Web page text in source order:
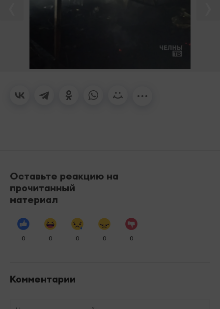
Оставьте реакцию на
прочитанный
материал
0 0 0 0 0
Комментарии